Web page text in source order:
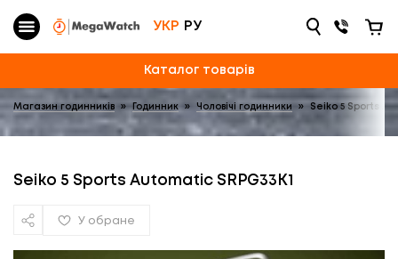
УКР РУ
Каталог товарів
Магазин годинників » Годинник » Чоловічі годинники » Seiko 5 Sports
Seiko 5 Sports Automatic SRPG33K1
У обране